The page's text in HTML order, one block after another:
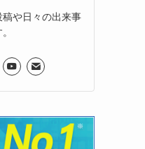
や日々の出来事